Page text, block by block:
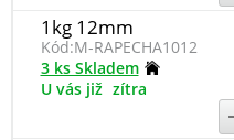
1kg 12mm
Kód:M-RAPECHA1012
3 ks Skladem
U vás již zítra